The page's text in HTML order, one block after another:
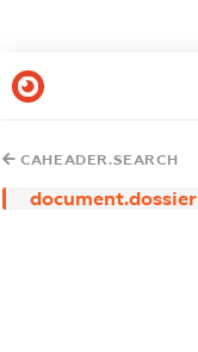
CAHEADER.SEARCH
document.dossier